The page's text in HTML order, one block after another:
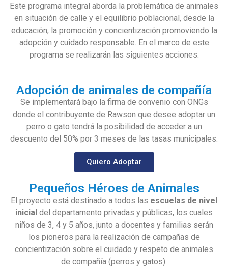
Este programa integral aborda la problemática de animales
en situación de calle y el equilibrio poblacional, desde la
educación, la promoción y concientización promoviendo la
adopción y cuidado responsable. En el marco de este
programa se realizarán las siguientes acciones:
Adopción de animales de compañía
Se implementará bajo la firma de convenio con ONGs
donde el contribuyente de Rawson que desee adoptar un
perro o gato tendrá la posibilidad de acceder a un
descuento del 50% por 3 meses de las tasas municipales.
Quiero Adoptar
Pequeños Héroes de Animales
El proyecto está destinado a todos las escuelas de nivel
inicial del departamento privadas y públicas, los cuales
niños de 3, 4 y 5 años, junto a docentes y familias serán
los pioneros para la realización de campañas de
concientización sobre el cuidado y respeto de animales
de compañía (perros y gatos).